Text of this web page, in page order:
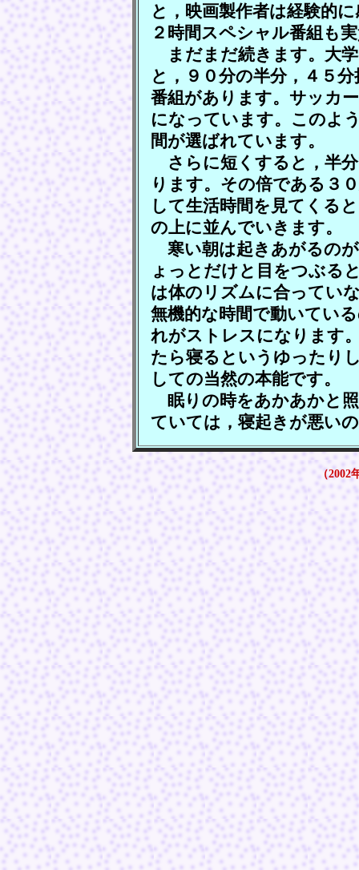
と，映画製作者は経験的
２時間スペシャル番組も
まだまだ続きます。大
と，９０分の半分，４５
番組があります。サッカ
になっています。このよ
間が選ばれています。
さらに短くすると，半
ります。その倍である３
して生活時間を見てくる
の上に並んでいきます。
寒い朝は起きあがるの
ょっとだけと目をつぶる
は体のリズムに合ってい
無機的な時間で動いてい
れがストレスになります
たら寝るというゆったり
しての当然の本能です。
眠りの時をあかあかと
ていては，寝起きが悪い
（2002